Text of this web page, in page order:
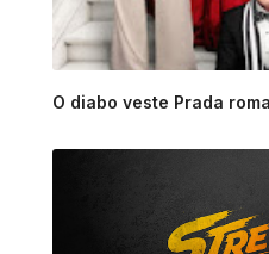
O diabo veste Prada